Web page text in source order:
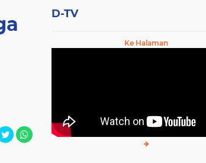
D-TV
Ke Halaman